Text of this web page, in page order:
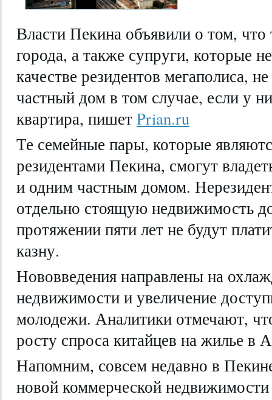
Власти Пекина объявили о том,
города, а также супруги, которые
качестве резидентов мегаполиса,
частный дом в том случае, если у
квартира, пишет Prian.ru
Те семейные пары, которые
резидентами Пекина, смогут
и одним частным домом.
отдельно стоящую недвижимость
протяжении пяти лет не будут
казну.
Нововведения направлены на
недвижимости и увеличение
молодежи. Аналитики отмечают,
росту спроса китайцев на жилье в
Напомним, совсем недавно в
новой коммерческой